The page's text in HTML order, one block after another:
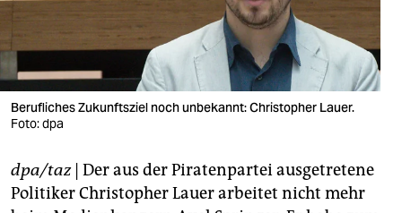
wahrheit
verlag
verlag
shop
fragen & hilfe
Berufliches Zukunftsziel noch unbekannt: Christopher Lauer.
Foto: dpa
dpa/taz| Der aus der Piratenpartei ausgetretene
Politiker Christopher Lauer arbeitet nicht mehr